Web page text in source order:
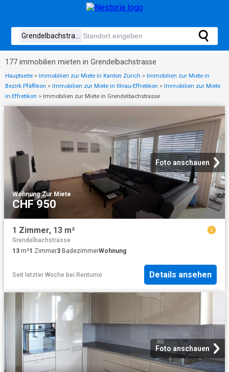
177 immobilien mieten in Grendelbachstrasse
Hauptseite > Immobilien zur Miete in Kanton Zürich > Immobilien zur Miete in
Bezirk Pfäffikon > Immobilien zur Miete in Illnau-Effretikon > Immobilien zur Miete
in Effretikon > Immobilien zur Miete in Grendelbachstrasse
Foto anschauen
Wohnung·Zur Miete
CHF 950
1 Zimmer, 13 m²
Grendelbachstrasse
13 m²1 Zimmer3 BadezimmerWohnung
Seit letzter Woche bei Rentumo Details ansehen
Foto anschauen